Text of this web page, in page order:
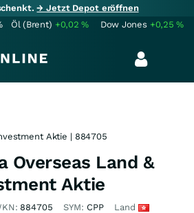
→ Jetzt Depot eröffnen
Öl (Brent) +0,02% Dow Jones +0,25%
Aktie | 884705
Overseas Land &
Aktie
884705 SYM: CPP Land